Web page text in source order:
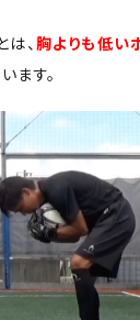
は、胸よりも低い
ます。